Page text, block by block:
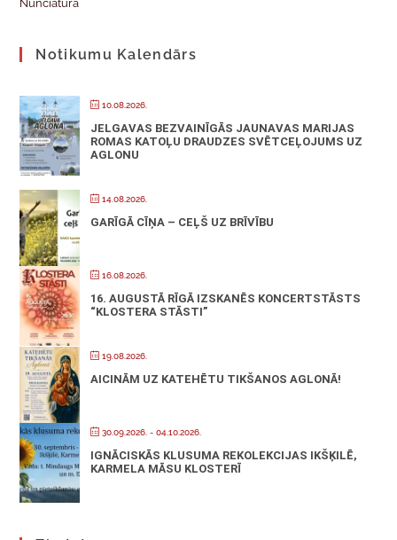
Nunciatūra
Notikumu Kalendārs
10.08.2026.
JELGAVAS BEZVAINĪGĀS JAUNAVAS MARIJAS
ROMAS KATOĻU DRAUDZES SVĒTCEĻOJUMS UZ
AGLONU
14.08.2026.
GARĪGĀ CĪŅA – CEĻŠ UZ BRĪVĪBU
16.08.2026.
16. AUGUSTĀ RĪGĀ IZSKANĒS KONCERTSTĀSTS
“KLOSTERA STĀSTI”
19.08.2026.
AICINĀM UZ KATEHĒTU TIKŠANOS AGLONĀ!
30.09.2026. - 04.10.2026.
IGNĀCISKĀS KLUSUMA REKOLEKCIJAS IKŠĶILĒ,
KARMELA MĀSU KLOSTERĪ